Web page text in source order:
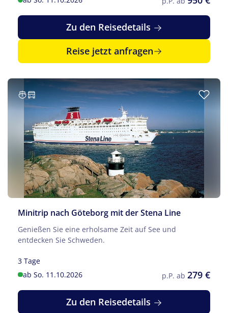
Zu den Reisedetails
Reise jetzt anfragen
Minitrip nach Göteborg mit der Stena Line
Genießen Sie eine erholsame Zeit auf See und
entdecken Sie Schweden.
3 Tage
ab So. 11.10.2026
p.P. ab 279 €
Zu den Reisedetails